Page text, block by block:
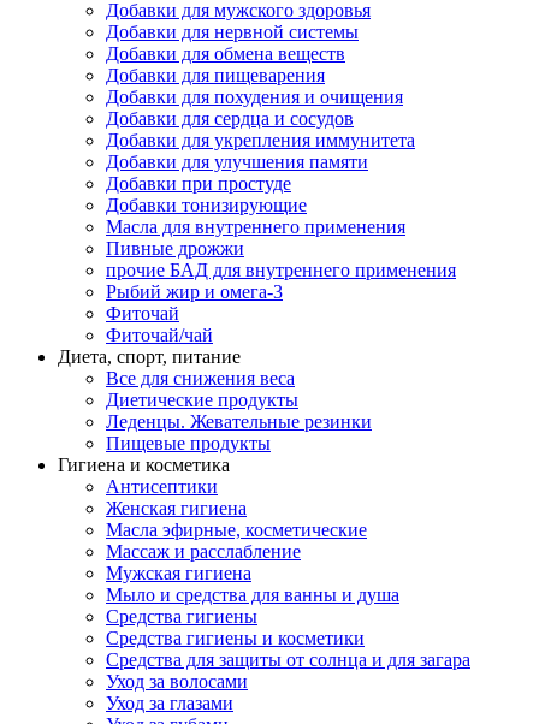
Добавки для мужского здоровья
Добавки для нервной системы
Добавки для обмена веществ
Добавки для пищеварения
Добавки для похудения и очищения
Добавки для сердца и сосудов
Добавки для укрепления иммунитета
Добавки для улучшения памяти
Добавки при простуде
Добавки тонизирующие
Масла для внутреннего применения
Пивные дрожжи
прочие БАД для внутреннего применения
Рыбий жир и омега-3
Фиточай
Фиточай/чай
Диета, спорт, питание
Все для снижения веса
Диетические продукты
Леденцы. Жевательные резинки
Пищевые продукты
Гигиена и косметика
Антисептики
Женская гигиена
Масла эфирные, косметические
Массаж и расслабление
Мужская гигиена
Мыло и средства для ванны и душа
Средства гигиены
Средства гигиены и косметики
Средства для защиты от солнца и для загара
Уход за волосами
Уход за глазами